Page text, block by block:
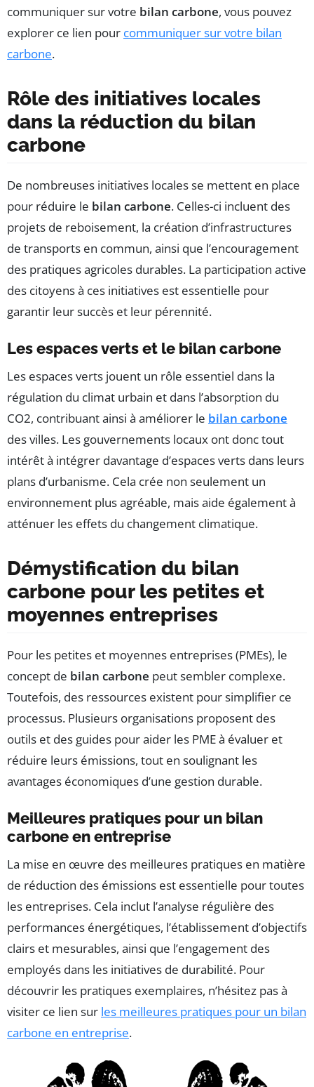
communiquer sur votre bilan carbone, vous pouvez
explorer ce lien pour communiquer sur votre bilan
carbone.
Rôle des initiatives locales
dans la réduction du bilan
carbone
De nombreuses initiatives locales se mettent en place
pour réduire le bilan carbone. Celles-ci incluent des
projets de reboisement, la création d’infrastructures
de transports en commun, ainsi que l’encouragement
des pratiques agricoles durables. La participation active
des citoyens à ces initiatives est essentielle pour
garantir leur succès et leur pérennité.
Les espaces verts et le bilan carbone
Les espaces verts jouent un rôle essentiel dans la
régulation du climat urbain et dans l’absorption du
CO2, contribuant ainsi à améliorer le bilan carbone
des villes. Les gouvernements locaux ont donc tout
intérêt à intégrer davantage d’espaces verts dans leurs
plans d’urbanisme. Cela crée non seulement un
environnement plus agréable, mais aide également à
atténuer les effets du changement climatique.
Démystification du bilan
carbone pour les petites et
moyennes entreprises
Pour les petites et moyennes entreprises (PMEs), le
concept de bilan carbone peut sembler complexe.
Toutefois, des ressources existent pour simplifier ce
processus. Plusieurs organisations proposent des
outils et des guides pour aider les PME à évaluer et
réduire leurs émissions, tout en soulignant les
avantages économiques d’une gestion durable.
Meilleures pratiques pour un bilan
carbone en entreprise
La mise en œuvre des meilleures pratiques en matière
de réduction des émissions est essentielle pour toutes
les entreprises. Cela inclut l’analyse régulière des
performances énergétiques, l’établissement d’objectifs
clairs et mesurables, ainsi que l’engagement des
employés dans les initiatives de durabilité. Pour
découvrir les pratiques exemplaires, n’hésitez pas à
visiter ce lien sur les meilleures pratiques pour un bilan
carbone en entreprise.